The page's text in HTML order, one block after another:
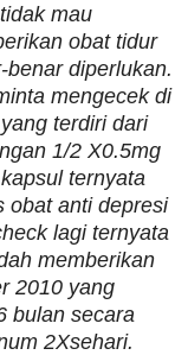
mau
obat tidur
diperlukan.
mengecek di
terdiri dari
1/2 X0.5mg
ternyata
obat anti depresi
lagi ternyata
memberikan
2010 yang
bulan secara
2Xsehari.